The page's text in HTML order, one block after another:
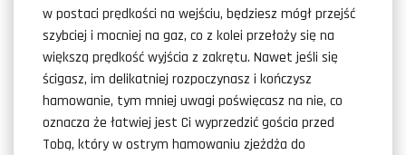
w postaci prędkości na wejściu, będziesz mógł przejść
szybciej i mocniej na gaz, co z kolei przełoży się na
większą prędkość wyjścia z zakrętu. Nawet jeśli się
ścigasz, im delikatniej rozpoczynasz i kończysz
hamowanie, tym mniej uwagi poświęcasz na nie, co
oznacza że łatwiej jest Ci wyprzedzić gościa przed
Tobą, który w ostrym hamowaniu zjeżdża do